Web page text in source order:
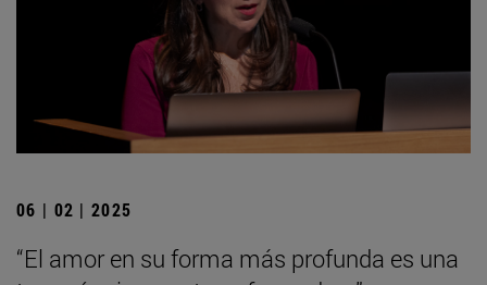
06 | 02 | 2025
“El amor en su forma más profunda es una